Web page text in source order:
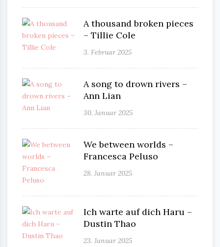
A thousand broken pieces
– Tillie Cole
3. Februar 2025
A song to drown rivers –
Ann Lian
30. Januar 2025
We between worlds –
Francesca Peluso
28. Januar 2025
Ich warte auf dich Haru –
Dustin Thao
23. Januar 2025